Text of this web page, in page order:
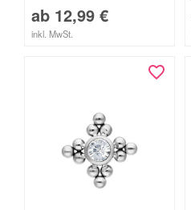
ab 12,99 €
inkl. MwSt.